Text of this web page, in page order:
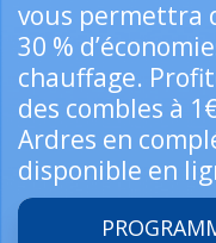
vous permettra
30 %
chauffage.
des combles à
Ardres en
disponible en